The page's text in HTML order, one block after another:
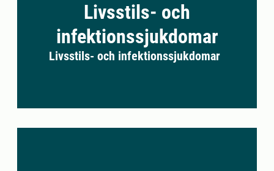
Livsstils- och
infektionssjukdomar
Livsstils- och infektionssjukdomar